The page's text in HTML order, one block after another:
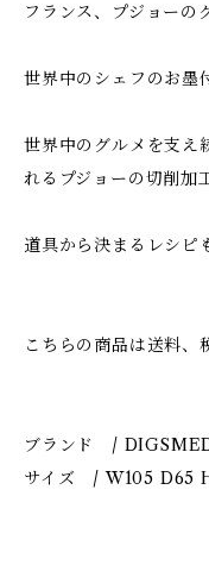
フランス、プジョーの
世界中のシェフのお墨
世界中のグルメを支え
れるプジョーの切削加
道具から決まるレシピ
こちらの商品は送料、
ブランド /
サイズ / W105 D65